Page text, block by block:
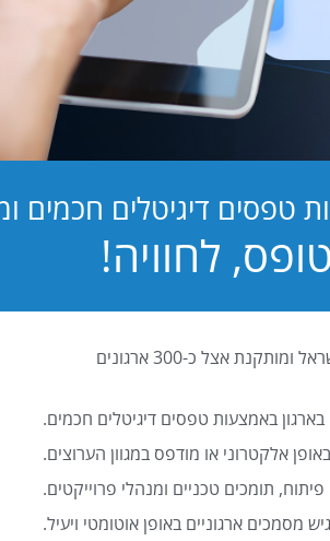
טפסים דיגיטלים חכמים
PB Digital (PrintBOS Digital) הינה המערכת לטפסים דיגיטלים המובילה בישראל ומותקנת אצל כ-300 ארגונים
באמצעות טפסים דיגיטלים חכמים.
אלקטרוני או מודפס במגוון הערוצים.
תומכים טכניים ומנהלי פרוייקטים.